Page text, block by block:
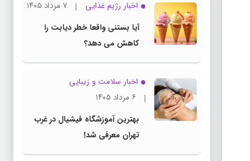
اخبار رژیم غذایی
۷ مرداد ۱۴۰۵
آیا بستنی واقعا خطر دیابت را
کاهش می دهد؟
اخبار سلامت و زیبایی
۶ مرداد ۱۴۰۵
بهترین آموزشگاه فیشیال در غرب
تهران معرفی شد!